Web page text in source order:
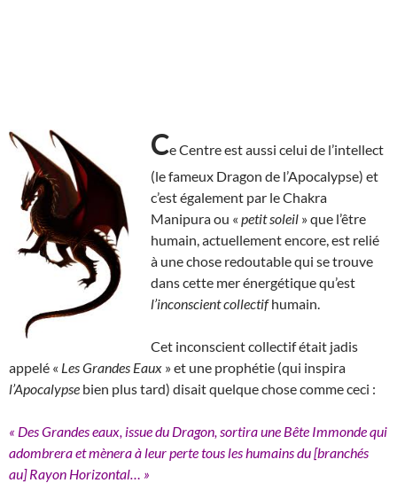
Ce Centre est aussi celui de l’intellect
(le fameux Dragon de l’Apocalypse) et
c’est également par le Chakra
Manipura ou « petit soleil » que l’être
humain, actuellement encore, est relié
à une chose redoutable qui se trouve
dans cette mer énergétique qu’est
l’inconscient collectifhumain.
Cet inconscient collectif était jadis
appelé « Les Grandes Eaux » et une prophétie (qui inspira
l’Apocalypse bien plus tard) disait quelque chose comme ceci :
« Des Grandes eaux, issue du Dragon, sortira une Bête Immonde qui
adombrera et mènera à leur perte tous les humains du [branchés
au] Rayon Horizontal… »